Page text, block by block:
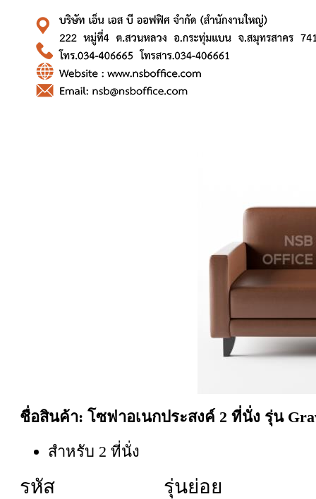
ชื่อสินค้า: โซฟาอเนกประสงค์ 2 ที่นั่ง รุ่น
สำหรับ 2 ที่นั่ง
รหัส
รุ่นย่อย